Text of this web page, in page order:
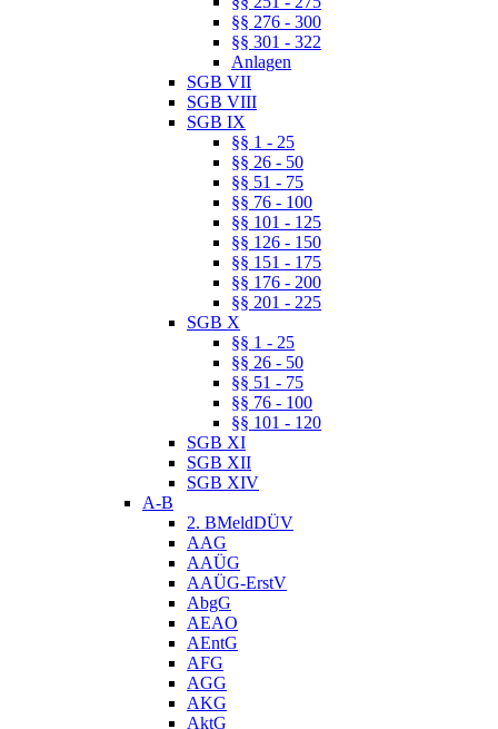
§§ 276 - 300
§§ 301 - 322
Anlagen
SGB VII
SGB VIII
SGB IX
§§ 1 - 25
§§ 26 - 50
§§ 51 - 75
§§ 76 - 100
§§ 101 - 125
§§ 126 - 150
§§ 151 - 175
§§ 176 - 200
§§ 201 - 225
SGB X
§§ 1 - 25
§§ 26 - 50
§§ 51 - 75
§§ 76 - 100
§§ 101 - 120
SGB XI
SGB XII
SGB XIV
A-B
2. BMeldDÜV
AAG
AAÜG
AAÜG-ErstV
AbgG
AEAO
AEntG
AFG
AGG
AKG
AktG